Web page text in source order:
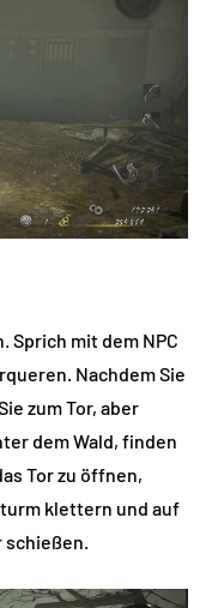
Sprich mit dem NPC
Nachdem Sie
zum Tor, aber
dem Wald, finden
Tor zu öffnen,
klettern und auf
schießen.